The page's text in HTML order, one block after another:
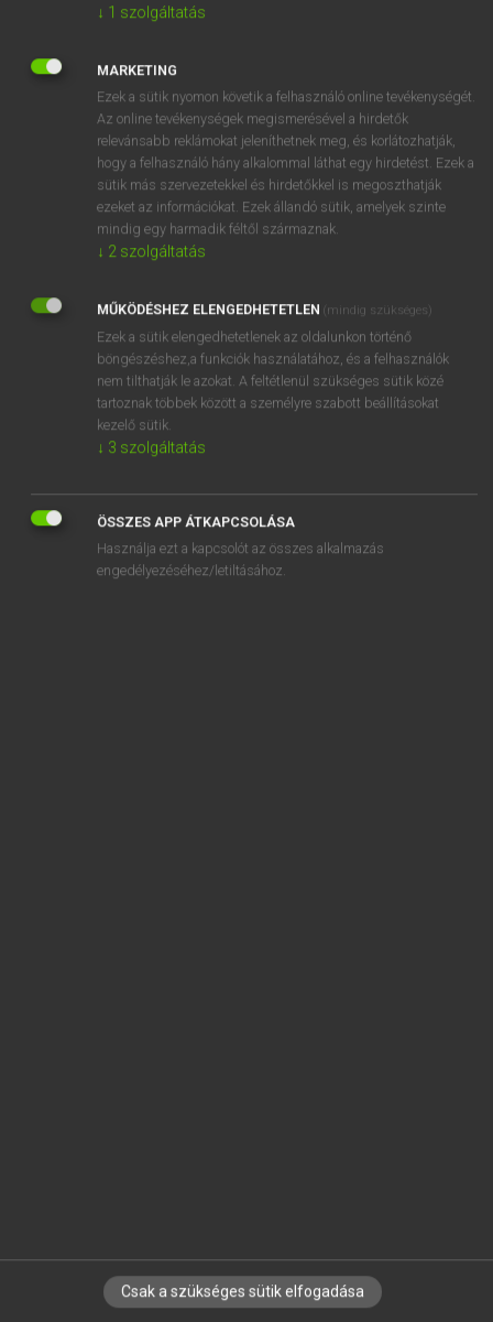
NINCS ELŐFIZETÉSED?
Nincs regisztrációm és előfizetésem. A szótár 2 órás,
díjmentes próbaverziójának elindításához regisztrálok és
belépek.
REGISZTRÁCIÓ
EURÓPAI UNIÓS TERMINOLÓGIAI SZÓTÁR
Kapcsolódó anyagok
enquête annexe
enquête communautaire harmonisée
IRATKOZZ FEL HÍRLEVELÜNKRE!
↓ 1 szolgáltatás
MARKETING
Ezek a sütik nyomon követik a felhasználó online tevékenységét.
Az online tevékenységek megismerésével a hirdetők
relevánsabb reklámokat jeleníthetnek meg, és korlátozhatják,
hogy a felhasználó hány alkalommal láthat egy hirdetést. Ezek a
sütik más szervezetekkel és hirdetőkkel is megoszthatják
ezeket az információkat. Ezek állandó sütik, amelyek szinte
mindig egy harmadik féltől származnak.
↓ 2 szolgáltatás
MŰKÖDÉSHEZ ELENGEDHETETLEN (mindig szükséges)
Ezek a sütik elengedhetetlenek az oldalunkon történő
böngészéshez,a funkciók használatához, és a felhasználók
nem tilthatják le azokat. A feltétlenül szükséges sütik közé
tartoznak többek között a személyre szabott beállításokat
kezelő sütik.
↓ 3 szolgáltatás
ÖSSZES APP ÁTKAPCSOLÁSA
Használja ezt a kapcsolót az összes alkalmazás
engedélyezéséhez/letiltásához.
Csak a szükséges sütik elfogadása